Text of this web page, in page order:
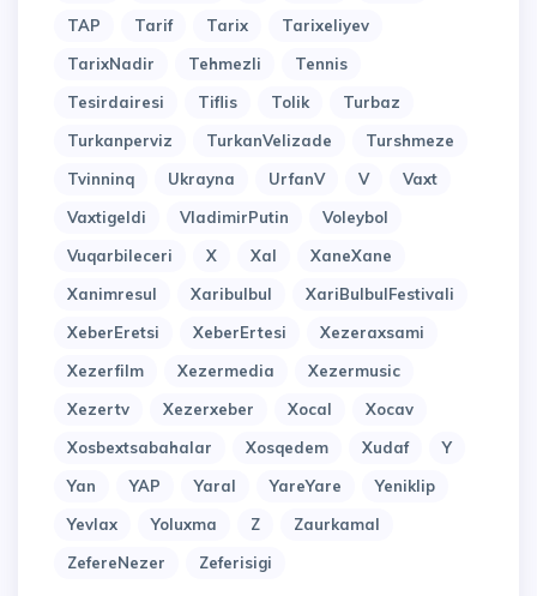
TAP
Tarif Tarix
Tarixeliyev
TarixNadir
Tehmezli
Tennis
Tesirdairesi
Tiflis Tolik
Turbaz
Turkanperviz
TurkanVelizade
Turshmeze
Tvinninq
Ukrayna UrfanV V
Vaxt
Vaxtigeldi
VladimirPutin
Voleybol
Vuqarbileceri
X Xal
XaneXane
Xanimresul
Xaribulbul
XariBulbulFestivali
XeberEretsi
XeberErtesi
Xezeraxsami
Xezerfilm
Xezermedia
Xezermusic
Xezertv
Xezerxeber Xocal
Xocav
Xosbextsabahalar
Xosqedem Xudaf
Y
Yan
YAP Yaral YareYare
Yeniklip
Yevlax
Yoluxma Z
Zaurkamal
ZefereNezer
Zeferisigi